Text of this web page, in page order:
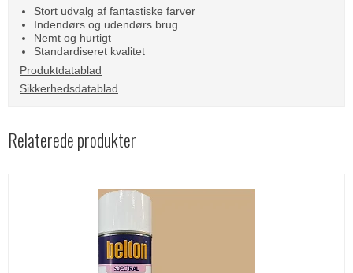
Stort udvalg af fantastiske farver
Indendørs og udendørs brug
Nemt og hurtigt
Standardiseret kvalitet
Produktdatablad
Sikkerhedsdatablad
Relaterede produkter